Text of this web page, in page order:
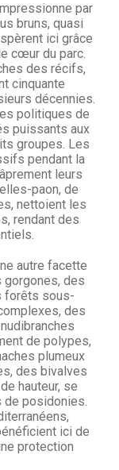
par
bruns, quasi
ici grâce
cœur du parc.
des récifs,
cinquante
décennies.
politiques de
puissants aux
groupes. Les
pendant la
leurs
paon, de
nettoient les
rendant des
autre facette
des
forêts sous-
des
de polypes,
plumeux
des bivalves
hauteur, se
de posidonies.
ici de
protection